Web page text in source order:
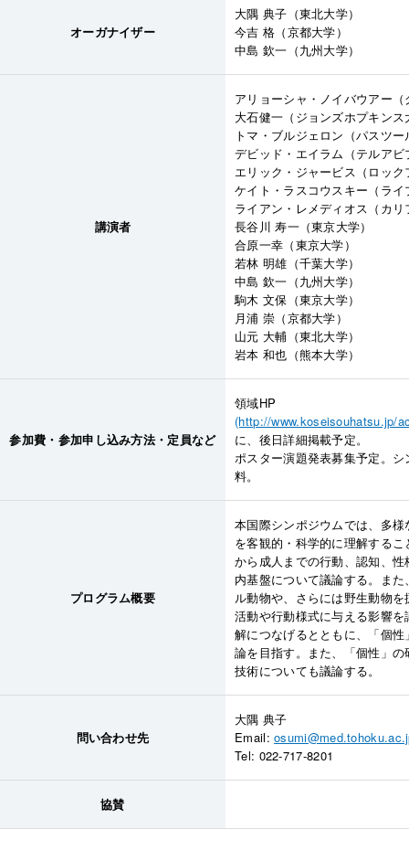
オーガナイザー
大隅 典子（東北大学）
今吉 格（京都大学）
中島 欽一（九州大学）
講演者
アリョーシャ・ノイバウアー
大石健一（ジョンズホプキンス
トマ・ブルジェロン（パスツ
デビッド・エイラム（テルアビ
エリック・ジャービス（ロッ
ケイト・ラスコウスキー（ラ
ライアン・レメディオス（カ
長谷川 寿一（東京大学）
合原一幸（東京大学）
若林 明雄（千葉大学）
中島 欽一（九州大学）
駒木 文保（東京大学）
月浦 崇（京都大学）
山元 大輔（東北大学）
岩本 和也（熊本大学）
参加費・参加申し込み方法・定員など
領域HP
(http://www.koseisouhatsu.jp/
に、後日詳細掲載予定。
ポスター演題発表募集予定。
料。
プログラム概要
本国際シンポジウムでは、多
を客観的・科学的に理解する
から成人までの行動、認知、
内基盤について議論する。ま
ル動物や、さらには野生動物
活動や行動様式に与える影響
解につなげるとともに、「個
論を目指す。また、「個性」
技術についても議論する。
問い合わせ先
大隅 典子
Email:
Tel: 022-717-8201
協賛